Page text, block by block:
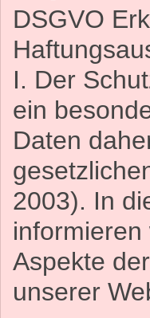
DSGVO
I. Der
ein
Daten
2003). In
Aspekte
unserer